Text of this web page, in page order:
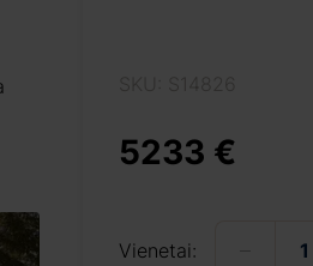
5233 €
Vienetai: